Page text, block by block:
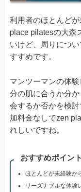
利用者のほとんど
place pilatesの大森
いけど、周りにつ
すすめです。
マンツーマンの体
分の肌に合うか分
会するか否かを検
加料金なしでzen
れしいですね。
おすすめポイン
ほとんどが未経験か
リーズナブルな体験